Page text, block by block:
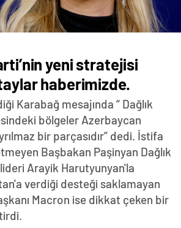
yeni stratejisi
haberimizde.
Karabağ mesajında “ Dağlık
bölgeler Azerbaycan
bir parçasıdır” dedi. İstifa
Başbakan Paşinyan Dağlık
Arayik Harutyunyan'la
verdiği desteği saklamayan
Macron ise dikkat çeken bir